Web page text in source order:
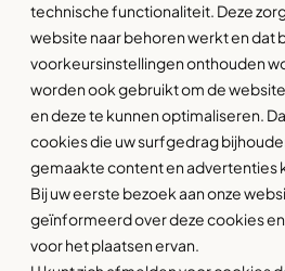
technische functionaliteit. Deze
website naar behoren werkt en dat
voorkeursinstellingen onthouden
worden ook gebruikt om de
en deze te kunnen optimaliseren.
cookies die uw surfgedrag
gemaakte content en advertenties
Bij uw eerste bezoek aan onze
geïnformeerd over deze cookies
voor het plaatsen ervan.